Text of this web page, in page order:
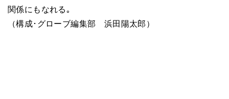
関係にもなれる｡
（構成･グローブ編集部 浜田陽太郎）